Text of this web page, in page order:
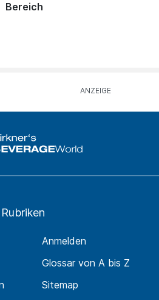
Bereich
Rubriken
Anmelden
Glossar von A bis Z
Sitemap